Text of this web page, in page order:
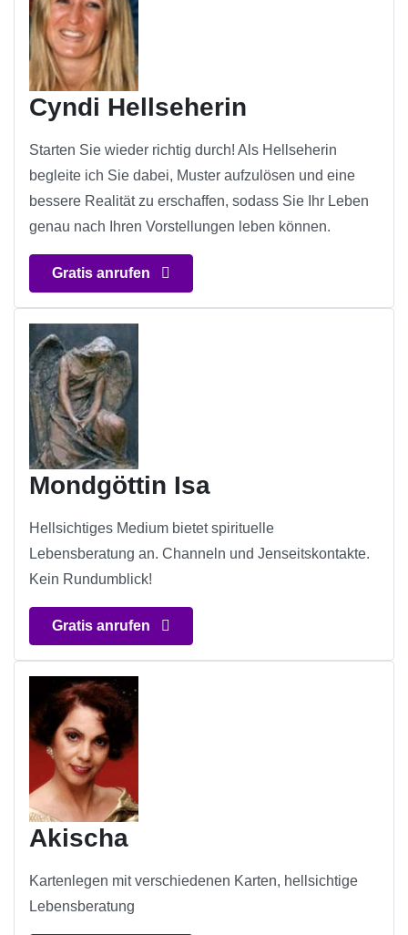
Cyndi Hellseherin
Starten Sie wieder richtig durch! Als Hellseherin
begleite ich Sie dabei, Muster aufzulösen und eine
bessere Realität zu erschaffen, sodass Sie Ihr Leben
genau nach Ihren Vorstellungen leben können.
Gratis anrufen
Mondgöttin Isa
Hellsichtiges Medium bietet spirituelle
Lebensberatung an. Channeln und Jenseitskontakte.
Kein Rundumblick!
Gratis anrufen
Akischa
Kartenlegen mit verschiedenen Karten, hellsichtige
Lebensberatung